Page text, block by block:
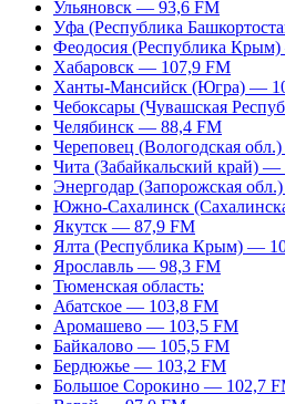
Ульяновск — 93,6 FM
Уфа (Республика
Феодосия (Республика
Хабаровск — 107,9 FM
Ханты-Мансийск (Югра) —
Чебоксары (Чувашская
Челябинск — 88,4 FM
Череповец (Вологодская
Чита (Забайкальский край) —
Энергодар (Запорожская
Южно-Сахалинск
Якутск — 87,9 FM
Ялта (Республика Крым) —
Ярославль — 98,3 FM
Тюменская область:
Абатское — 103,8 FM
Аромашево — 103,5 FM
Байкалово — 105,5 FM
Бердюжье — 103,2 FM
Большое Сорокино — 102,7